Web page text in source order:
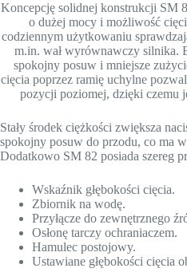
Koncepcję solidnej konstrukcji SM
o dużej mocy i możliwość
codziennym użytkowaniu
m.in. wał wyrównawczy silnika.
spokojny posuw i mniejsze
cięcia poprzez ramię uchylne
pozycji poziomej, dzięki czemu
Stały środek ciężkości zwiększa
spokojny posuw do przodu, co ma
Dodatkowo SM 82 posiada szereg
Wskaźnik głębokości cięcia.
Zbiornik na wodę.
Przyłącze do zewnętrznego
Osłonę tarczy ochraniaczem.
Hamulec postojowy.
Ustawiane głębokości cięcia